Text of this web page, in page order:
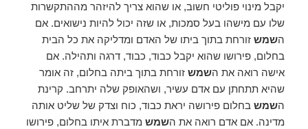
יקבל מינוי פוליטי חשוב, או שהוא צריך להיזהר מההתקשרות
שלו עם מישהו בעל סמכות, או שזה יכול להיות נישואים. אם
השמש זורחת בתוך ביתו של האדם ומדליקה את כל הבית
בחלום, פירושו שהוא יקבל כבוד, כבוד, דרגה ותהילה. אם
אישה רואה את השמש זורחת בתוך ביתה בחלום, זה אומר
שהיא תתחתן עם אדם עשיר, ושהאופק שלה יתרחב. קרינת
השמש בחלום פירושה יראת כבוד, כוח וצדק של שליט אותה
מדינה. אם אדם רואה את השמש מדברת איתו בחלום, פירושו